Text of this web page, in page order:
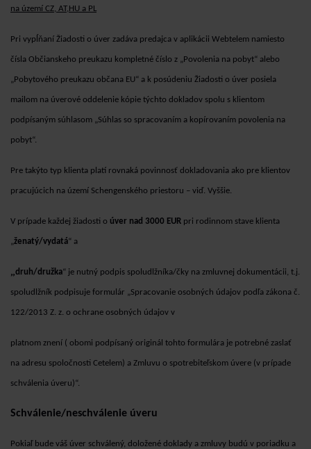
na území CZ, AT,HU a PL
Pri vypĺňaní Žiadosti o úver zadáva predajca v aplikácii Webtelem namiesto
čísla Občianskeho preukazu kompletné číslo z „Povolenia na pobyt“ alebo
„Pobytového preukazu občana EU“ a k posúdeniu Žiadosti o úver posiela
mailom na úverové oddelenie kópie týchto dokladov spolu s klientom
podpísaným súhlasom „Súhlas so spracovaním a kopírovaním povolenia na
pobyt“.
Pre takýto typ klienta platí rovnaká povinnosť dokladovania ako pre klientov
pracujúcich na území Schengenského priestoru – viď. Vyššie.
V prípade každej žiadosti o úver nad 3000 EUR pri rodinnom stave klienta
„ženatý/vydatá“ a
„druh/družka“ je nutný podpis spoludlžníka/čky na zmluvnej dokumentácii, t.j.
spoludlžník podpisuje formulár „Spracovanie osobných údajov podľa zákona č.
122/2013 Z. z. o ochrane osobných údajov v
platnom znení ( obomi podpísaný originál tohto formulára je potrebné zaslať
na adresu spoločnosti Cetelem) a Zmluvu o spotrebiteľskom úvere (v prípade
schválenia úveru)“.
Schválenie/neschválenie úveru
Pokiaľ bude váš úver schválený, doložené doklady a zmluvy budú v poriadku a